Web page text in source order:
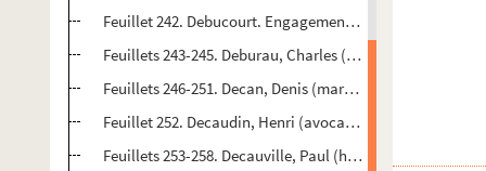
Feuillet 242. Debucourt. Engagement (document sorti en
Feuillets 243-245. Deburau, Charles (mime). 2 lettres
Feuillets 246-251. Decan, Denis (marchand). Contrat de
Feuillet 252. Decaudin, Henri (avocat en Parlement).
Feuillets 253-258. Decauville, Paul (homme politique). 4